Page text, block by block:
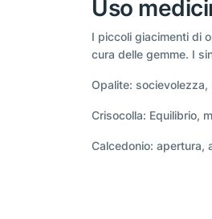
Uso
I piccoli giacimenti di
cura delle gemme. I
Opalite:
Crisocolla: Equilibrio,
Calcedonio: apertura,